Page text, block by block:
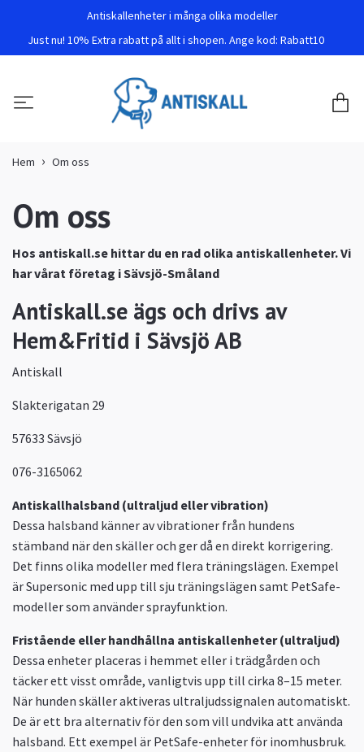
Antiskallenheter i många olika modeller
Just nu! 10% Extra rabatt på allt i shopen. Ange kod: Rabatt10
Hem Om oss
Om oss
Hos antiskall.se hittar du en rad olika antiskallenheter. Vi
har vårat företag i Sävsjö-Småland
Antiskall.se ägs och drivs av
Hem&Fritid i Sävsjö AB
Antiskall
Slakterigatan 29
57633 Sävsjö
076-3165062
Antiskallhalsband (ultraljud eller vibration)
Dessa halsband känner av vibrationer från hundens
stämband när den skäller och ger då en direkt korrigering.
Det finns olika modeller med flera träningslägen. Exempel
är Supersonic med upp till sju träningslägen samt PetSafe-
modeller som använder sprayfunktion.
Fristående eller handhållna antiskallenheter (ultraljud)
Dessa enheter placeras i hemmet eller i trädgården och
täcker ett visst område, vanligtvis upp till cirka 8–15 meter.
När hunden skäller aktiveras ultraljudssignalen automatiskt.
De är ett bra alternativ för den som vill undvika att använda
halsband. Ett exempel är PetSafe-enheter för inomhusbruk.